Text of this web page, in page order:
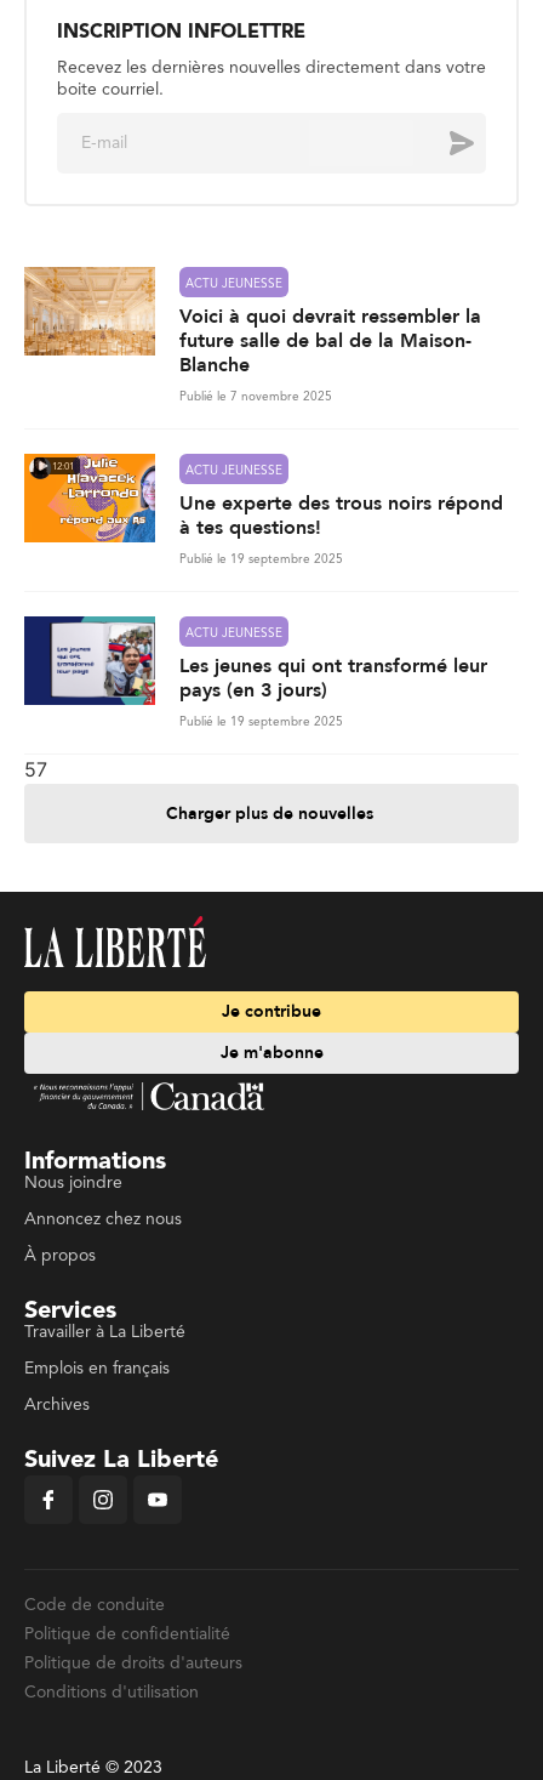
INSCRIPTION INFOLETTRE
Recevez les dernières nouvelles directement dans votre
boite courriel.
Envoyer
ACTU JEUNESSE
Voici à quoi devrait ressembler la
future salle de bal de la Maison-
Blanche
Publié le 7 novembre 2025
12:01 ACTU JEUNESSE
Une experte des trous noirs répond
à tes questions!
Publié le 19 septembre 2025
ACTU JEUNESSE
Les jeunes qui ont transformé leur
pays (en 3 jours)
Publié le 19 septembre 2025
57
Charger plus de nouvelles
Je contribue
Je m'abonne
Informations
Nous joindre
Annoncez chez nous
À propos
Services
Travailler à La Liberté
Emplois en français
Archives
Suivez La Liberté
Code de conduite
Politique de confidentialité
Politique de droits d'auteurs
Conditions d'utilisation
La Liberté © 2023